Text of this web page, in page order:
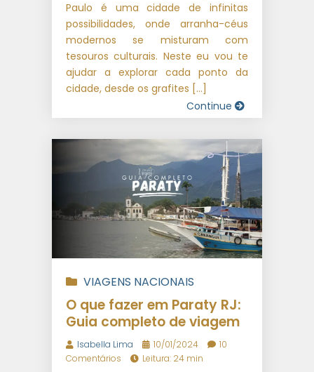
Paulo é uma cidade de infinitas
possibilidades, onde arranha-céus
modernos se misturam com
tesouros culturais. Neste eu vou te
ajudar a explorar cada ponto da
cidade, desde os grafites […]
Continue
VIAGENS NACIONAIS
O que fazer em Paraty RJ:
Guia completo de viagem
Isabella Lima 10/01/2024
10
Comentários
Leitura: 24 min